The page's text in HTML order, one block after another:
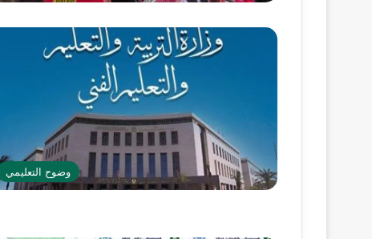
وضوح التعليمي